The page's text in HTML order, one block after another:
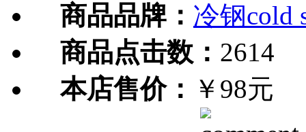
商品品牌： 冷钢cold
商品点击数： 2614
本店售价： ￥98元